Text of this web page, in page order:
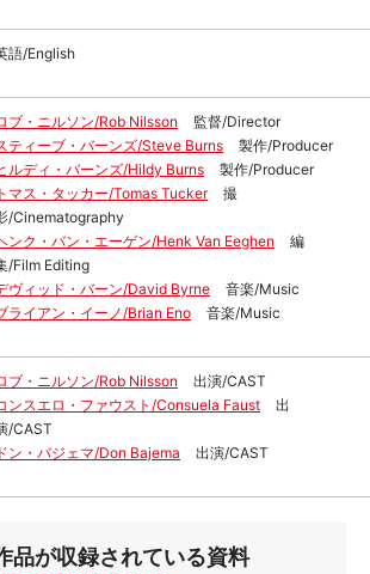
語/English
ブ・ニルソン/Rob Nilsson
監督/Director
ティーブ・バーンズ/Steve Burns
製作/Producer
ルディ・バーンズ/Hildy Burns
製作/Producer
トマス・タッカー/Tomas Tucker
撮
/Cinematography
ンク・バン・エーゲン/Henk Van Eeghen
編
/Film Editing
ヴィッド・バーン/David Byrne
音楽/Music
ライアン・イーノ/Brian Eno
音楽/Music
ブ・ニルソン/Rob Nilsson
出演/CAST
ンスエロ・ファウスト/Consuela Faust
出
/CAST
ドン・バジェマ/Don Bajema
出演/CAST
品が収録されている資料